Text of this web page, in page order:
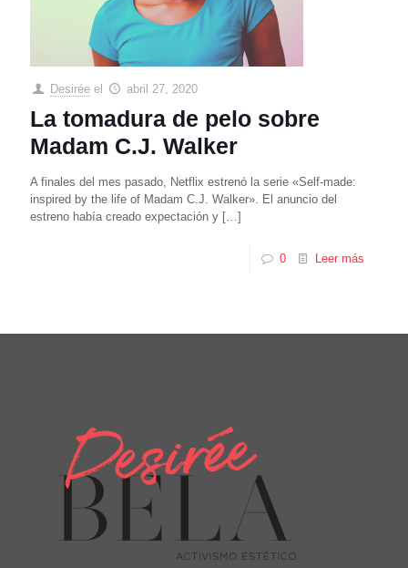
Desirée el abril 27, 2020
La tomadura de pelo sobre
Madam C.J. Walker
A finales del mes pasado, Netflix estrenó la serie «Self-made:
inspired by the life of Madam C.J. Walker». El anuncio del
estreno había creado expectación y […]
0 Leer más